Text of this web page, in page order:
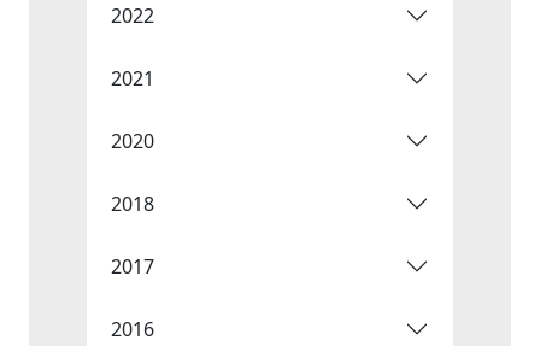
2022
2021
2020
2018
2017
2016